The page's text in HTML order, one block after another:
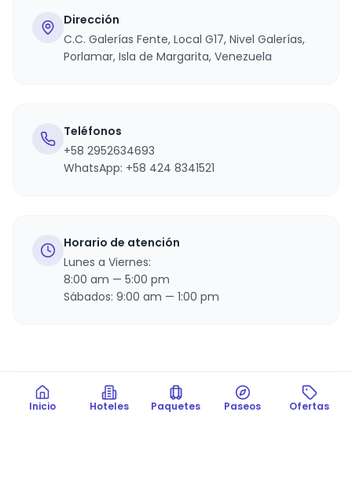
Dirección
C.C. Galerías Fente, Local G17, Nivel Galerías,
Porlamar, Isla de Margarita, Venezuela
Teléfonos
+58 2952634693
WhatsApp: +58 424 8341521
Horario de atención
Lunes a Viernes:
8:00 am — 5:00 pm
Sábados: 9:00 am — 1:00 pm
Inicio Hoteles Paquetes Paseos Ofertas